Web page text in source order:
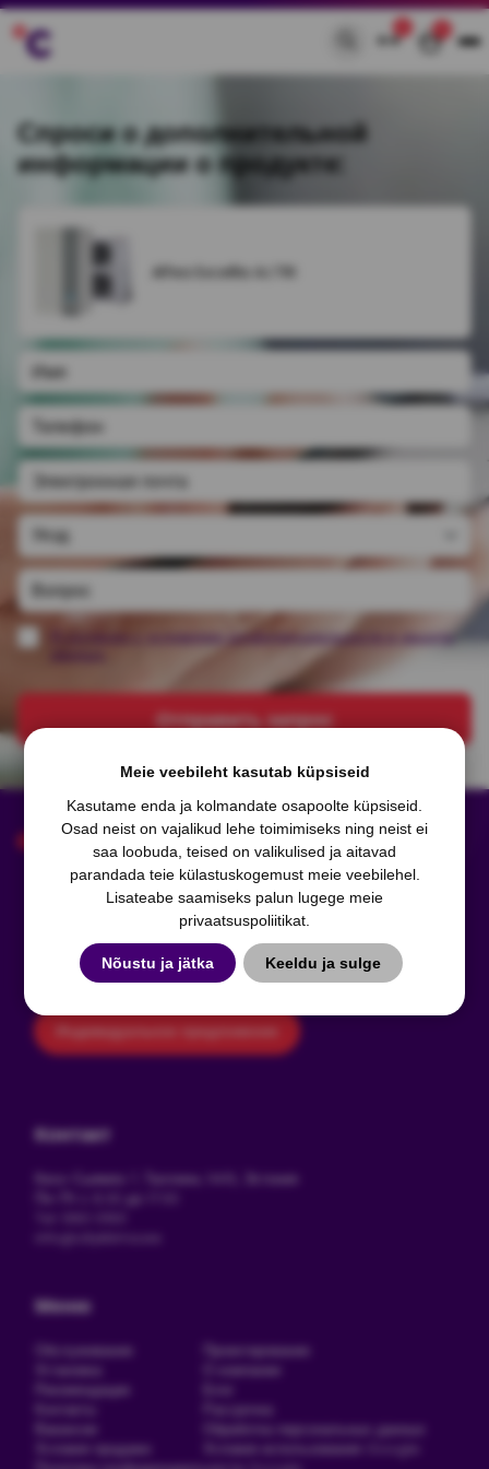
Кампания
Спроси о дополнительной
информации о продукте:
Alfea Excellia A.I.TRI
Я согласен с условиями конфиденциальности и защиты
Отправить запрос
Рег. код: 11471205 KMKR: EE101229638
Индивидуальное предложение
Контакт
Кеск-Сыямяэ 7, Таллинн, 11415, Эстония
Пн-Пт с 8:30 до 17:00
Меню
Обслуживание
Проектирование
Установка
О компании
Рекомендации
Контакты
Рассрочка
Вакансии
Обработка персональных данных
Условия продажи
Условия использования Google
Meie veebileht kasutab küpsiseid
Kasutame enda ja kolmandate osapoolte küpsiseid.
Osad neist on vajalikud lehe toimimiseks ning neist ei
saa loobuda, teised on valikulised ja aitavad
parandada teie külastuskogemust meie veebilehel.
Lisateabe saamiseks palun lugege meie
privaatsuspoliitikat
Nõustu ja jätka Keeldu ja sulge